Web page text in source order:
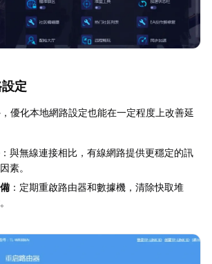
定
優化本地網路設定也能在一定程度上改善延
：與無線連接相比，有線網路提供更穩定的訊
素。
：定期重啟路由器和數據機，清除快取堆